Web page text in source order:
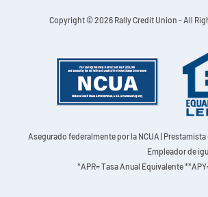
Copyright © 2026 Rally Credit Union - All
Asegurado federalmente por la NCUA |
Empleador de
*APR= Tasa Anual Equivalente